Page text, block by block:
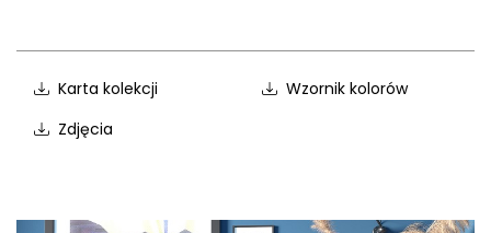
Karta kolekcji
Wzornik kolorów
Zdjęcia